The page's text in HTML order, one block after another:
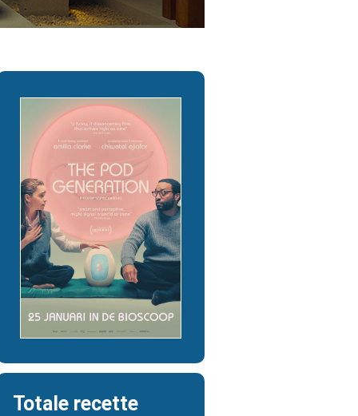
Totale recette